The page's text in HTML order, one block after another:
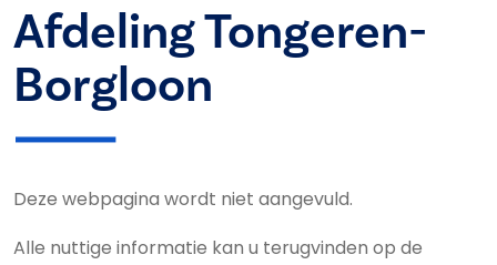
Afdeling Tongeren-
Borgloon
Deze webpagina wordt niet aangevuld.
Alle nuttige informatie kan u terugvinden op de